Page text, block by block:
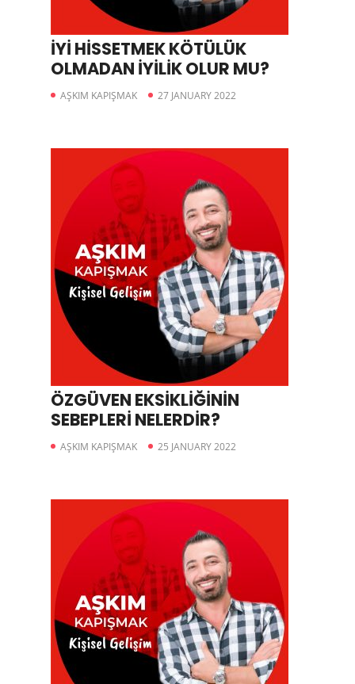
İYİ HİSSETMEK KÖTÜLÜK
OLMADAN İYİLİK OLUR MU?
AŞKIM KAPIŞMAK 27 JANUARY 2022
ÖZGÜVEN EKSİKLİĞİNİN
SEBEPLERİ NELERDİR?
AŞKIM KAPIŞMAK 25 JANUARY 2022